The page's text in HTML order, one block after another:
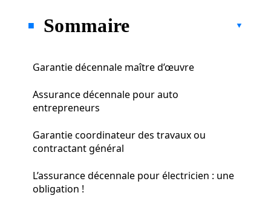
Sommaire
Garantie décennale maître d’œuvre
Assurance décennale pour auto
entrepreneurs
Garantie coordinateur des travaux ou
contractant général
L’assurance décennale pour électricien : une
obligation !